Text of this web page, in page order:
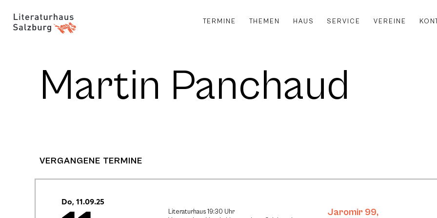
TERMINE THEMEN HAUS SERVICE VEREINE
Martin Panchaud
VERGANGENE TERMINE
Do, 11.09.25
Literaturhaus 19:30 Uhr
Jaromir 99,